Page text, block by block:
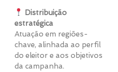
Distribuição
estratégica
Atuação em regiões-
chave, alinhada ao perfil
do eleitor e aos objetivos
da campanha.